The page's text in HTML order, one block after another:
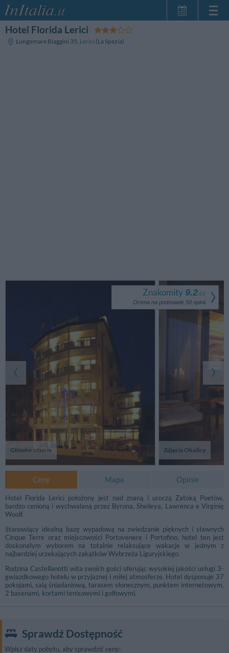
Hotel Florida Lerici
Lungomare Biaggini 35, Lerici (La Spezia)
Główne zdjęcie Zdjęcia Okolicy
Znakomity 9.2/10
Ocena na podstawie 50 opinii
Ceny Mapa Opinie
Hotel Florida Lerici położony jest nad znaną i uroczą Zatoką Poetów,
bardzo cenioną i wychwalaną przez Byrona, Shelleya, Lawrenca e Virginię
Woolf.
Stanowiący idealną bazę wypadową na zwiedzanie pięknych i sławnych
Cinque Terre oraz miejscowości Portovenere i Portofino, hotel ten jest
doskonałym wyborem na totalnie relaksujące wakacje w jednym z
najbardziej urzekających zakątków Wybrzeża Liguryjskiego.
Rodzina Castellanotti wita swoich gości oferując wysokiej jakości usługi 3-
gwiazdkowego hotelu w przyjaznej i miłej atmosferze. Hotel dysponuje 37
pokojami, salą śniadaniową, tarasem słonecznym, punktem internetowym,
2 basenami, kortami tenisowymi i golfowymi.
Sprawdź Dostępność
Wpisz daty pobytu, aby sprawdzić ceny: